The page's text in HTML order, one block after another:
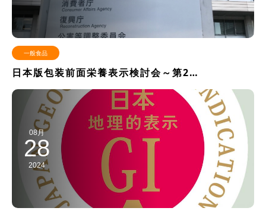
一般食品
日本版包装前面栄養表示検討会～第2…
08月
28
2024